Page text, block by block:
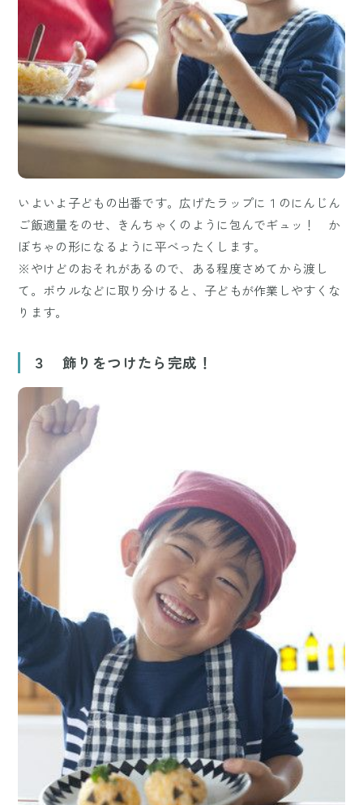
いよいよ子どもの出番です。広げたラップに１のにんじん
ご飯適量をのせ、きんちゃくのように包んでギュッ！ か
ぼちゃの形になるように平べったくします。
※やけどのおそれがあるので、ある程度さめてから渡し
て。ボウルなどに取り分けると、子どもが作業しやすくな
ります。
３ 飾りをつけたら完成！